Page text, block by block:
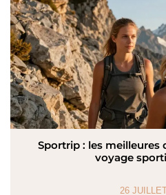
Sportrip : les
voyage
26